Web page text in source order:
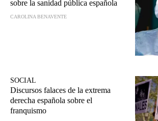
sobre la sanidad pública española
CAROLINA BENAVENTE
SOCIAL
Discursos falaces de la extrema
derecha española sobre el
franquismo